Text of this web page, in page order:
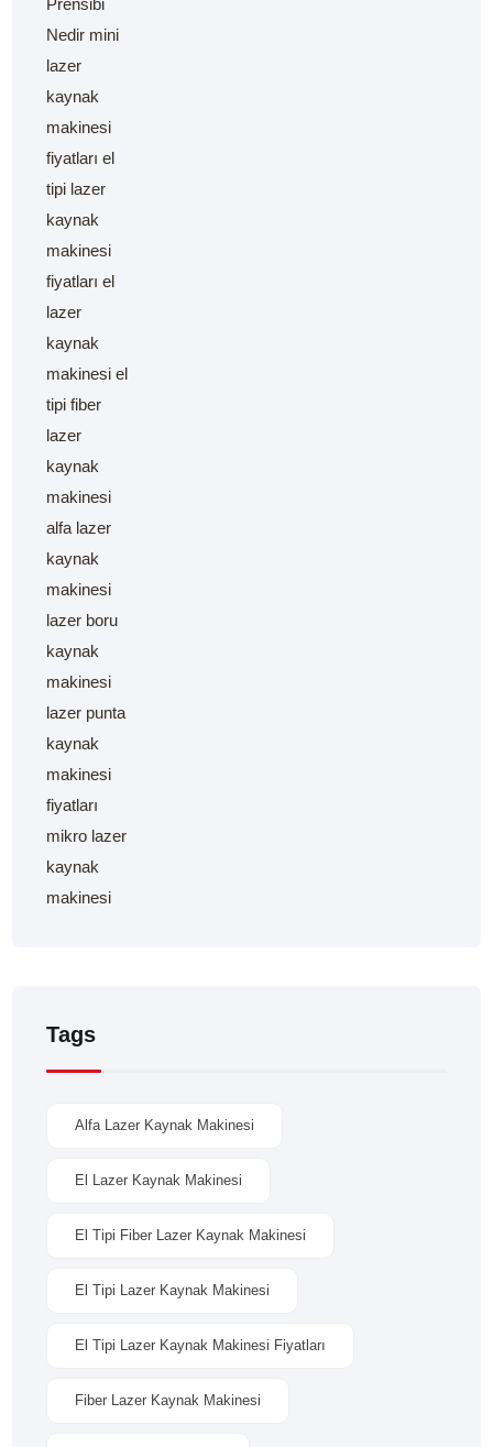
Tags
Alfa Lazer Kaynak Makinesi
El Lazer Kaynak Makinesi
El Tipi Fiber Lazer Kaynak Makinesi
El Tipi Lazer Kaynak Makinesi
El Tipi Lazer Kaynak Makinesi Fiyatları
Fiber Lazer Kaynak Makinesi